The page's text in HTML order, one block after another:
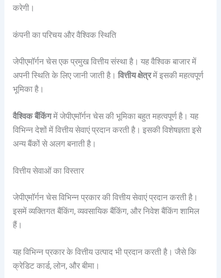
करेगी।
कंपनी का परिचय और वैश्विक स्थिति
जेपीएमॉर्गन चेस एक प्रमुख वित्तीय संस्था है। यह वैश्विक बाजार में
अपनी स्थिति के लिए जानी जाती है।वित्तीय क्षेत्रमें इसकी महत्वपूर्ण
भूमिका है।
वैश्विक बैंकिंगमें जेपीएमॉर्गन चेस की भूमिका बहुत महत्वपूर्ण है। यह
विभिन्न देशों में वित्तीय सेवाएं प्रदान करती है। इसकी विशेषज्ञता इसे
अन्य बैंकों से अलग बनाती है।
वित्तीय सेवाओं का विस्तार
जेपीएमॉर्गन चेस विभिन्न प्रकार की वित्तीय सेवाएं प्रदान करती है।
इसमें व्यक्तिगत बैंकिंग, व्यवसायिक बैंकिंग, और निवेश बैंकिंग शामिल
हैं।
यह विभिन्न प्रकार के वित्तीय उत्पाद भी प्रदान करती है। जैसे कि
क्रेडिट कार्ड, लोन, और बीमा।